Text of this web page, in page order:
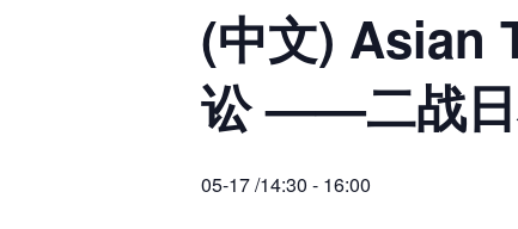
(中文) Asian
讼 ——二战日
05-17 /14:30 - 16:00